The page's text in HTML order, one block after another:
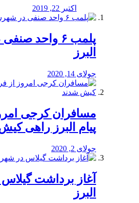
اکتبر 22, 2019
پلمب ۶ واحد
البرز
جولای 14, 2020
مسافران کرجی
پیام البرز راهی
جولای 2, 2020
آغاز برداشت
البرز